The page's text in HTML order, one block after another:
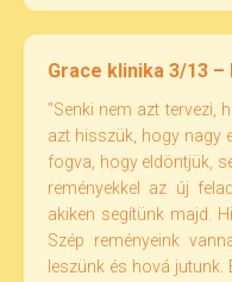
Grace klinika 3/13 –
"Senki nem azt tervezi,
azt hisszük, hogy nagy
fogva, hogy eldöntjük,
reményekkel az új
akiken segítünk majd.
Szép reményeink
leszünk és hová jutunk.